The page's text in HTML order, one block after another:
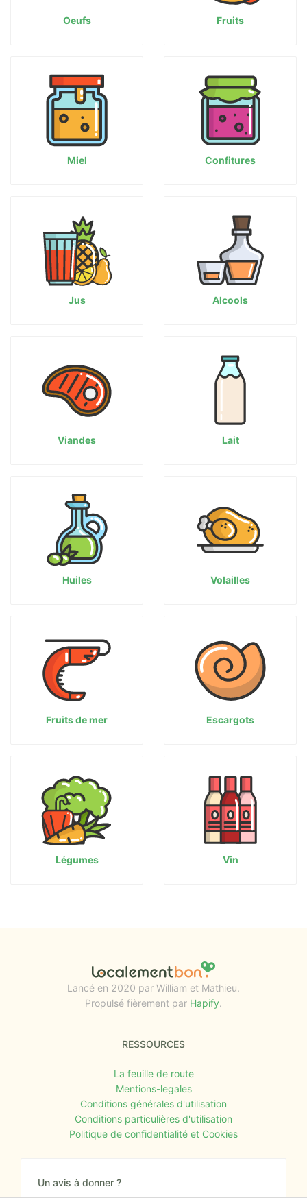
Oeufs Fruits
Miel Confitures
Jus Alcools
Viandes Lait
Huiles Volailles
Fruits de mer Escargots
Légumes Vin
Lancé en 2020 par William et Mathieu.
Propulsé fièrement par Hapify.
RESSOURCES
La feuille de route
Mentions-legales
Conditions générales d'utilisation
Conditions particulières d'utilisation
Politique de confidentialité et Cookies
Un avis à donner ?